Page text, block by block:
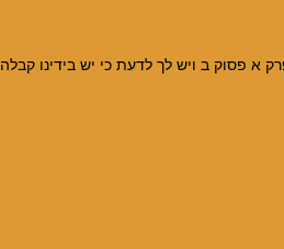
א פסוק ב ויש לך לדעת כי יש בידינו